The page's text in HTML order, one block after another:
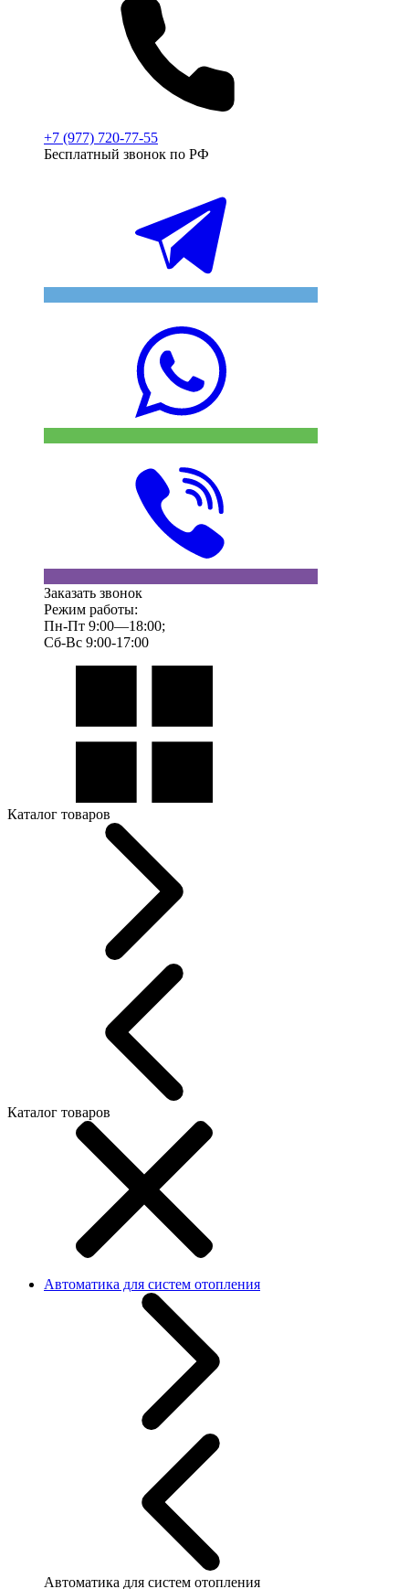
+7 (977) 720-77-55
Бесплатный звонок по РФ
Заказать звонок
Режим работы:
Пн-Пт 9:00—18:00;
Сб-Вс 9:00-17:00
Каталог товаров
Каталог товаров
Автоматика для систем отопления
Автоматика для систем отопления